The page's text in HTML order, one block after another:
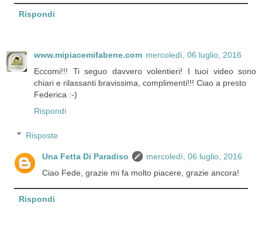
Rispondi
www.mipiacemifabene.com mercoledì, 06 luglio, 2016
Eccomi!!! Ti seguo davvero volentieri! I tuoi video sono
chiari e rilassanti bravissima, complimenti!!! Ciao a presto
Federica :-)
Rispondi
Risposte
Una Fetta Di Paradiso
mercoledì, 06 luglio, 2016
Ciao Fede, grazie mi fa molto piacere, grazie ancora!
Rispondi